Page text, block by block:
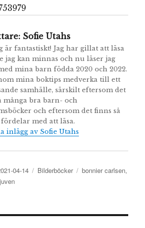
Sofie Utahs
är fantastiskt! Jag har gillat att läsa
jag kan minnas och nu läser jag
mina barn födda 2020 och 2022.
mina boktips medverka till ett
samhälle, särskilt eftersom det
många bra barn- och
och eftersom det finns så
med att läsa.
inlägg av Sofie Utahs
04-14 Kategorier
Bilderböcker Etiketter
bonnier carlsen,